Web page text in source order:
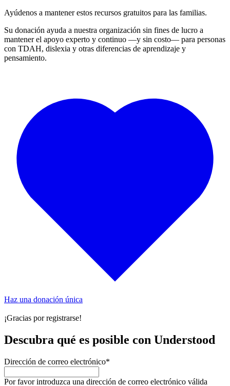
Ayúdenos a mantener estos recursos gratuitos para las familias.
Su donación ayuda a nuestra organización sin fines de lucro a
mantener el apoyo experto y continuo —y sin costo— para personas
con TDAH, dislexia y otras diferencias de aprendizaje y
pensamiento.
Haz una donación única
¡Gracias por registrarse!
Descubra qué es posible con Understood
Dirección de correo electrónico*
Por favor introduzca una dirección de correo electrónico válida